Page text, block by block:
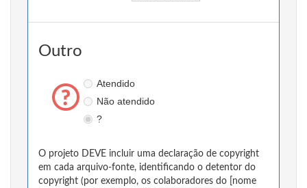
Outro
Atendido
Não atendido
?
O projeto DEVE incluir uma declaração de copyright
em cada arquivo-fonte, identificando o detentor do
copyright (por exemplo, os colaboradores do [nome